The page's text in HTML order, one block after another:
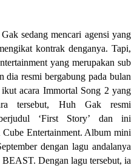
sedang mencari agensi yang
kontrak denganya. Tapi,
yang merupakan sub
dia resmi bergabung pada bulan
acara Immortal Song 2 yang
tersebut, Huh Gak resmi
‘First Story’ dan ini
Entertainment. Album mini
dengan lagu andalanya
Dengan lagu tersebut, ia